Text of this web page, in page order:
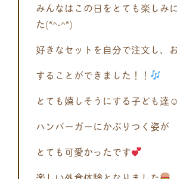
みんなはこの日をとても楽しみ
た(*^-^*)
好きなセットを自分で注文し、
することができました！！
とても嬉しそうにする子ども達☺
ハンバーガーにかぶりつく姿が
とても可愛かったです